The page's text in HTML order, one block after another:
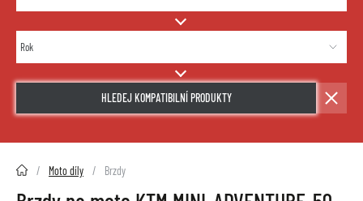
HLEDEJ KOMPATIBILNÍ PRODUKTY
2HMOTO.cz Moto díly Brzdy